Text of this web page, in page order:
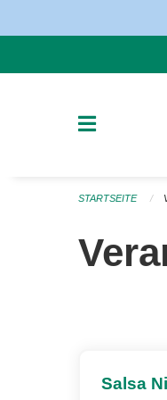
STARTSEITE
Salsa